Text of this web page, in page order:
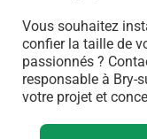
Vous souhaitez
confier la taille de
passionnés ?
responsable à Bry-
votre projet et